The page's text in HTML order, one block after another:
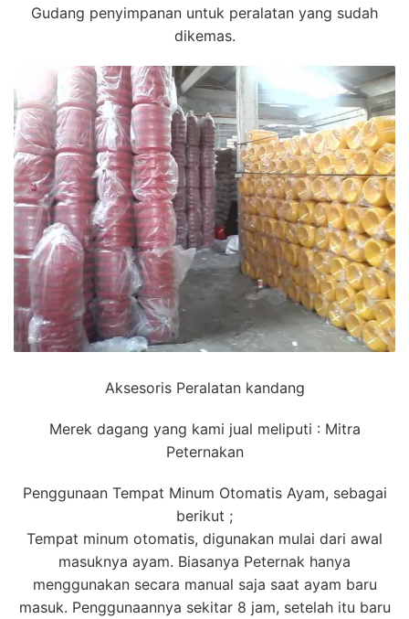
Gudang penyimpanan untuk peralatan yang sudah
dikemas.
Aksesoris Peralatan kandang
Merek dagang yang kami jual meliputi : Mitra
Peternakan
Penggunaan Tempat Minum Otomatis Ayam, sebagai
berikut ;
Tempat minum otomatis, digunakan mulai dari awal
masuknya ayam. Biasanya Peternak hanya
menggunakan secara manual saja saat ayam baru
masuk. Penggunaannya sekitar 8 jam, setelah itu baru